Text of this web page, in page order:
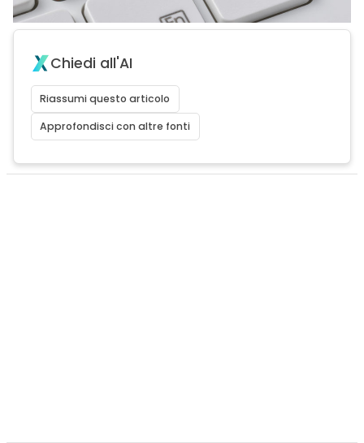
Chiedi all'AI
Riassumi questo articolo
Approfondisci con altre fonti